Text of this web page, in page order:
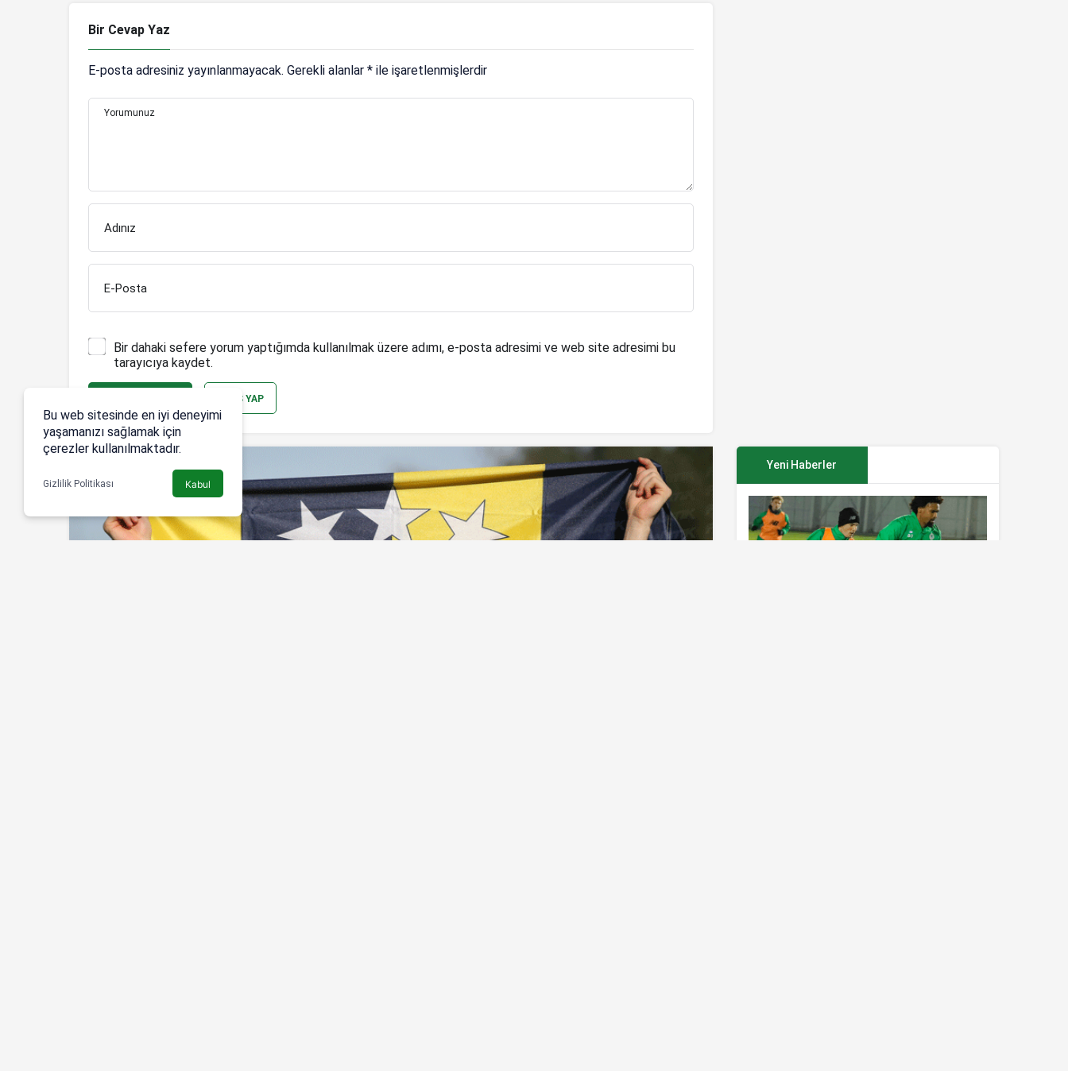
Bir Cevap Yaz
E-posta adresiniz yayınlanmayacak. Gerekli alanlar * ile işaretlenmişlerdir
Yorumunuz
Adınız
E-Posta
Bir dahaki sefere yorum yaptığımda kullanılmak üzere adımı, e-posta adresimi ve web site adresimi bu
tarayıcıya kaydet.
GIRIŞ YAP
Yeni Haberler
Bu web sitesinde en iyi deneyimi
yaşamanızı sağlamak için
çerezler kullanılmaktadır.
Gizlilik Politikası Kabul